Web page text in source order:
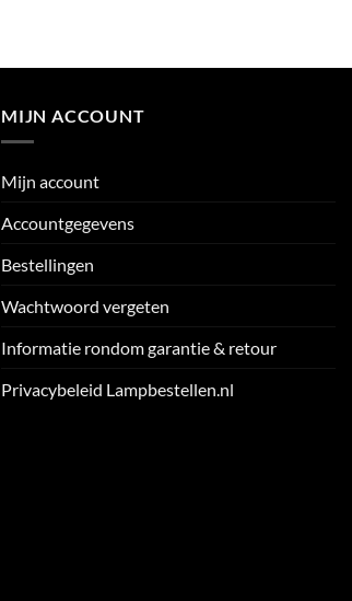
MIJN ACCOUNT
Mijn account
Accountgegevens
Bestellingen
Wachtwoord vergeten
Informatie rondom garantie & retour
Privacybeleid Lampbestellen.nl